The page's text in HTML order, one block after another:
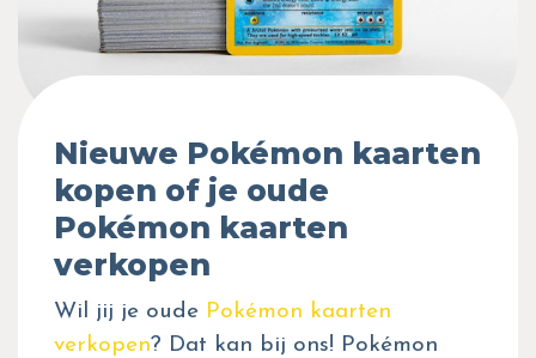
Nieuwe Pokémon kaarten
kopen of je oude
Pokémon kaarten
verkopen
Wil jij je oude Pokémon kaarten
verkopen? Dat kan bij ons! Pokémon